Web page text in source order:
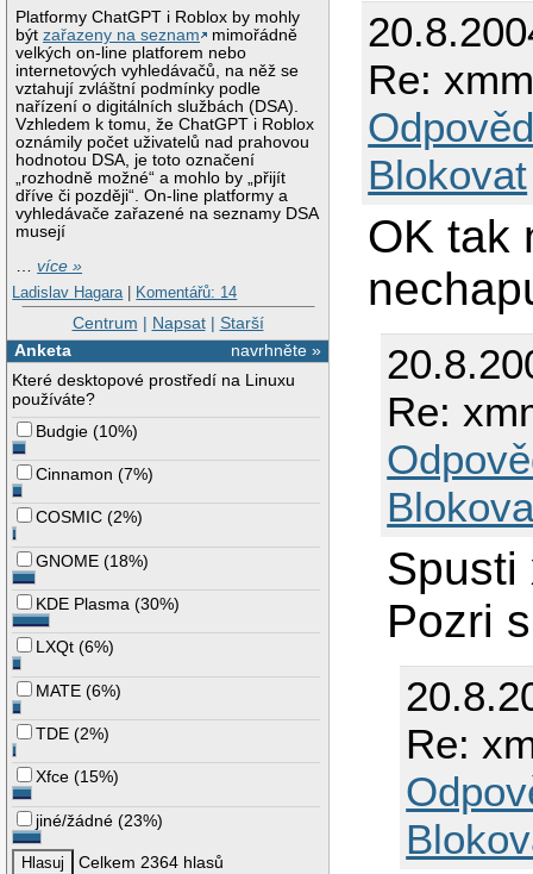
Platformy ChatGPT i Roblox by mohly
býtzařazeny na seznam
mimořádně
velkých on-line platforem nebo
internetových vyhledávačů, na něž se
vztahují zvláštní podmínky podle
nařízení o digitálních službách (DSA).
Vzhledem k tomu, že ChatGPT i Roblox
oznámily počet uživatelů nad prahovou
hodnotou DSA, je toto označení
„rozhodně možné“ a mohlo by „přijít
dříve či později“. On-line platformy a
vyhledávače zařazené na seznamy DSA
musejí
…více »
Ladislav Hagara | Komentářů: 14
Centrum | Napsat| Starší
navrhněte »
Anketa
Které desktopové prostředí na Linuxu
používáte?
Budgie (10%)
Cinnamon (7%)
COSMIC (2%)
GNOME (18%)
KDE Plasma (30%)
LXQt (6%)
MATE (6%)
TDE (2%)
Xfce (15%)
jiné/žádné (23%)
Celkem 2364 hlasů
Re:
Blokovat
OK tak
Re:
Spusti
Pozri
Re: